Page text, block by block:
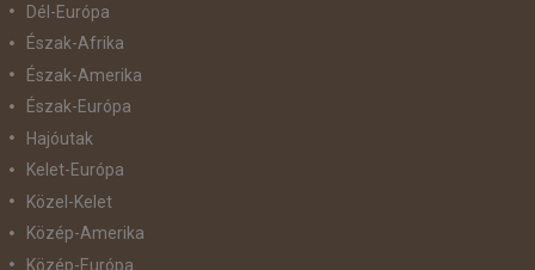
Dél-Európa
Észak-Afrika
Észak-Amerika
Észak-Európa
Hajóutak
Kelet-Európa
Közel-Kelet
Közép-Amerika
Közép-Európa